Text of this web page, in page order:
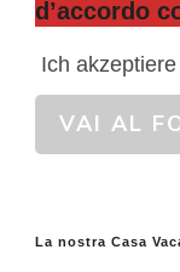
d’accordo
Ich
VAI AL
La nostra Casa